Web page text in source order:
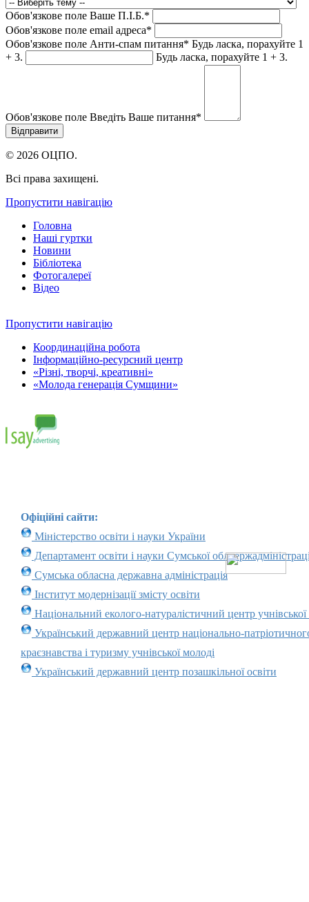
Обов'язкове поле Ваше П.I.Б.*
Обов'язкове поле email адреса*
Обов'язкове поле Анти-спам питання* Будь ласка, порахуйте 1
+ 3.
Будь ласка, порахуйте 1 + 3.
Обов'язкове поле Введіть Ваше питання*
© 2026 ОЦПО.
Всі права захищені.
Пропустити навігацію
Головна
Наші гуртки
Новини
Бібліотека
Фотогалереї
Відео
Пропустити навігацію
Координаційна робота
Інформаційно-ресурсний центр
«Різні, творчі, креативні»
«Молода генерація Сумщини»
Офіційні сайти:
Міністерство освіти і науки України
Департамент освіти і науки Сумської
Сумська обласна державна адміністрація
Інститут модернізації змісту освіти
Національний еколого-натуралістичний центр учнівської
Український державний центр національно-
краєзнавства і туризму учнівської молоді
Український державний центр позашкільної освіти